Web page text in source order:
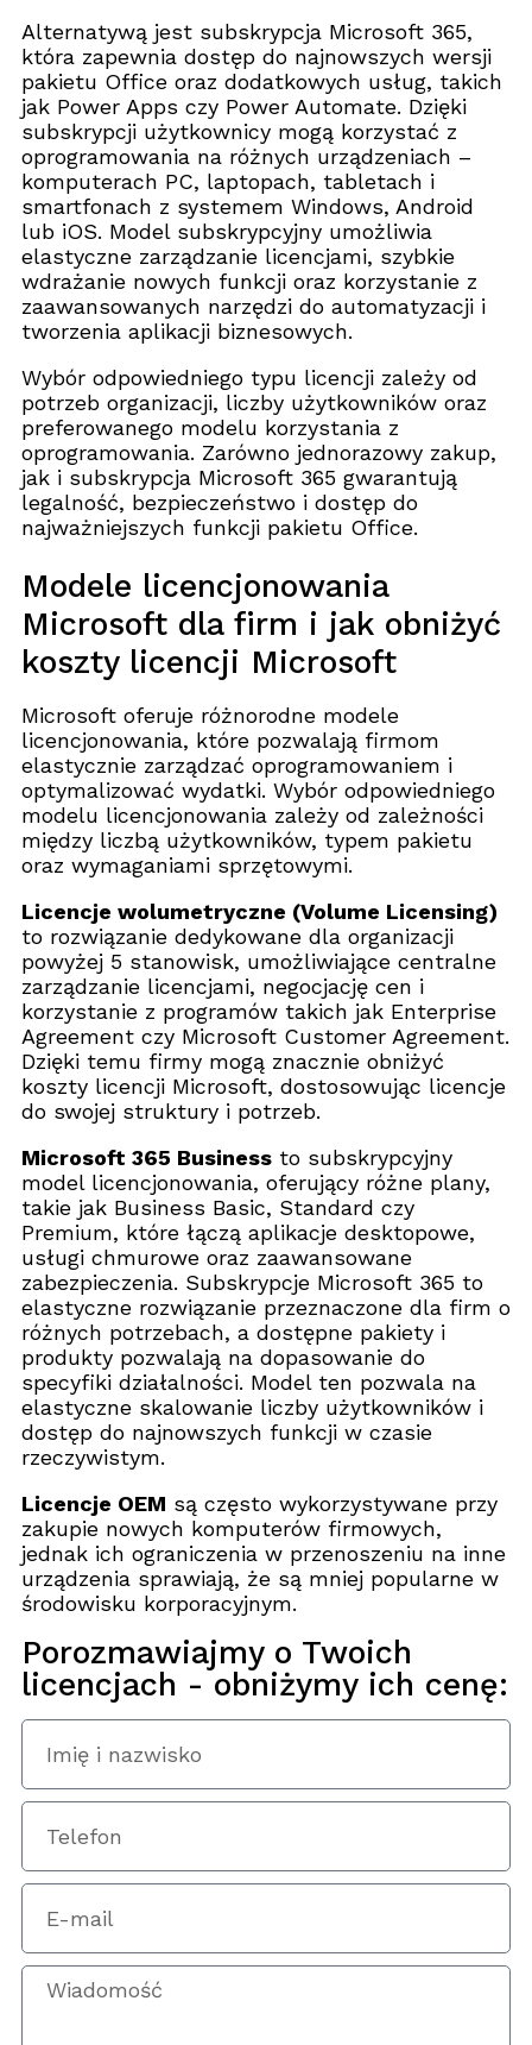
Alternatywą jest subskrypcja Microsoft 365,
która zapewnia dostęp do najnowszych wersji
pakietu Office oraz dodatkowych usług, takich
jak Power Apps czy Power Automate. Dzięki
subskrypcji użytkownicy mogą korzystać z
oprogramowania na różnych urządzeniach –
komputerach PC, laptopach, tabletach i
smartfonach z systemem Windows, Android
lub iOS. Model subskrypcyjny umożliwia
elastyczne zarządzanie licencjami, szybkie
wdrażanie nowych funkcji oraz korzystanie z
zaawansowanych narzędzi do automatyzacji i
tworzenia aplikacji biznesowych.
Wybór odpowiedniego typu licencji zależy od
potrzeb organizacji, liczby użytkowników oraz
preferowanego modelu korzystania z
oprogramowania. Zarówno jednorazowy zakup,
jak i subskrypcja Microsoft 365 gwarantują
legalność, bezpieczeństwo i dostęp do
najważniejszych funkcji pakietu Office.
Modele licencjonowania
Microsoft dla firm i jak obniżyć
koszty licencji Microsoft
Microsoft oferuje różnorodne modele
licencjonowania, które pozwalają firmom
elastycznie zarządzać oprogramowaniem i
optymalizować wydatki. Wybór odpowiedniego
modelu licencjonowania zależy od zależności
między liczbą użytkowników, typem pakietu
oraz wymaganiami sprzętowymi.
Licencje wolumetryczne (Volume Licensing)
to rozwiązanie dedykowane dla organizacji
powyżej 5 stanowisk, umożliwiające centralne
zarządzanie licencjami, negocjację cen i
korzystanie z programów takich jak Enterprise
Agreement czy Microsoft Customer Agreement.
Dzięki temu firmy mogą znacznie obniżyć
koszty licencji Microsoft, dostosowując licencje
do swojej struktury i potrzeb.
Microsoft 365 Business to subskrypcyjny
model licencjonowania, oferujący różne plany,
takie jak Business Basic, Standard czy
Premium, które łączą aplikacje desktopowe,
usługi chmurowe oraz zaawansowane
zabezpieczenia. Subskrypcje Microsoft 365 to
elastyczne rozwiązanie przeznaczone dla firm o
różnych potrzebach, a dostępne pakiety i
produkty pozwalają na dopasowanie do
specyfiki działalności. Model ten pozwala na
elastyczne skalowanie liczby użytkowników i
dostęp do najnowszych funkcji w czasie
rzeczywistym.
Licencje OEM są często wykorzystywane przy
zakupie nowych komputerów firmowych,
jednak ich ograniczenia w przenoszeniu na inne
urządzenia sprawiają, że są mniej popularne w
środowisku korporacyjnym.
Porozmawiajmy o Twoich
licencjach - obniżymy ich cenę: